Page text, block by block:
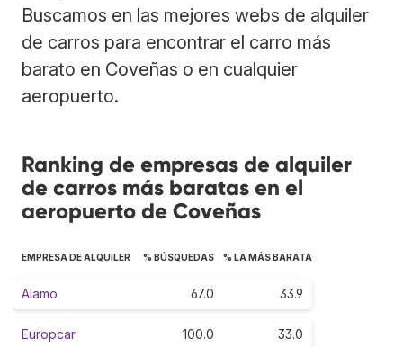
Buscamos en las mejores webs de alquiler
de carros para encontrar el carro más
barato en Coveñas o en cualquier
aeropuerto.
Ranking de empresas de alquiler
de carros más baratas en el
aeropuerto de Coveñas
EMPRESA DE ALQUILER % BÚSQUEDAS % LA MÁS BARATA
Alamo 67.0 33.9
Europcar 100.0 33.0